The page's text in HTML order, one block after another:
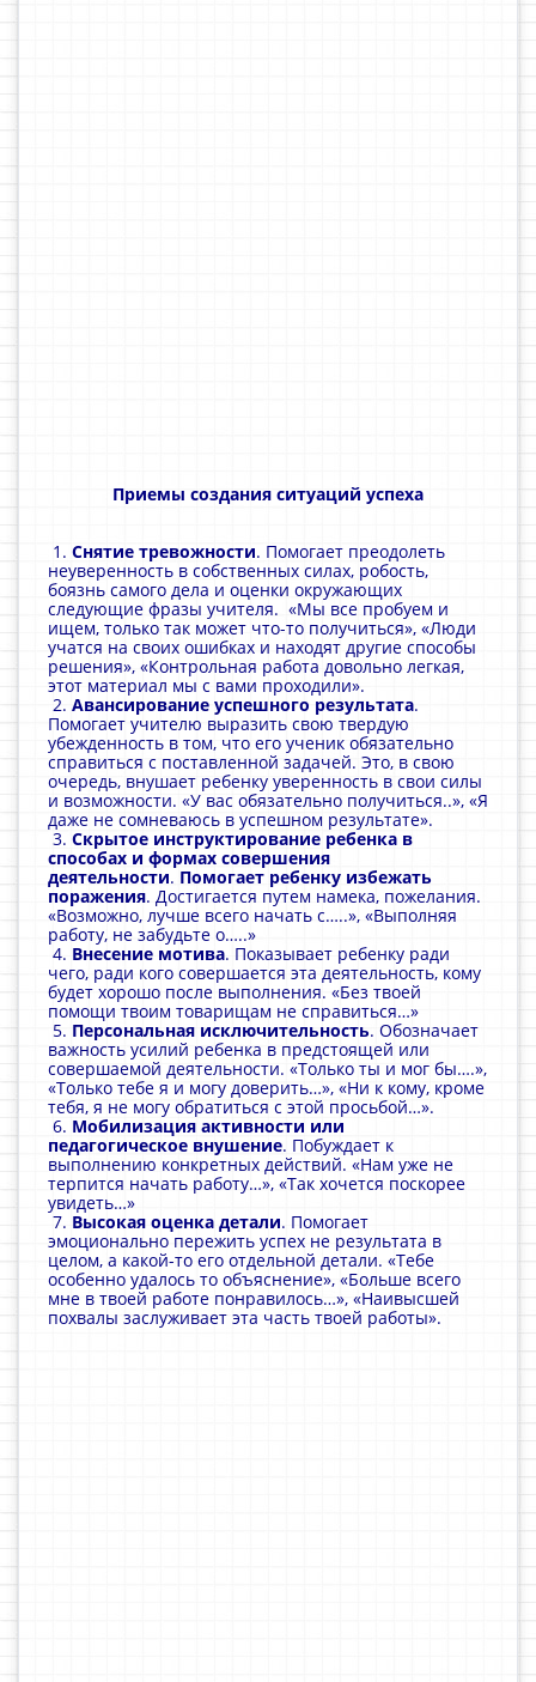
Приемы создания ситуаций успеха
1. Снятие тревожности. Помогает преодолеть
неуверенность в собственных силах, робость,
боязнь самого дела и оценки окружающих
следующие фразы учителя. «Мы все пробуем и
ищем, только так может что-то получиться», «Люди
учатся на своих ошибках и находят другие способы
решения», «Контрольная работа довольно легкая,
этот материал мы с вами проходили».
2. Авансирование успешного результата.
Помогает учителю выразить свою твердую
убежденность в том, что его ученик обязательно
справиться с поставленной задачей. Это, в свою
очередь, внушает ребенку уверенность в свои силы
и возможности. «У вас обязательно получиться..», «Я
даже не сомневаюсь в успешном результате».
3. Скрытое инструктирование ребенка в
способах и формах совершения
деятельности. Помогает ребенку избежать
поражения. Достигается путем намека, пожелания.
«Возможно, лучше всего начать с…..», «Выполняя
работу, не забудьте о…..»
4. Внесение мотива. Показывает ребенку ради
чего, ради кого совершается эта деятельность, кому
будет хорошо после выполнения. «Без твоей
помощи твоим товарищам не справиться…»
5. Персональная исключительность. Обозначает
важность усилий ребенка в предстоящей или
совершаемой деятельности. «Только ты и мог бы….»,
«Только тебе я и могу доверить…», «Ни к кому, кроме
тебя, я не могу обратиться с этой просьбой…».
6. Мобилизация активности или
педагогическое внушение. Побуждает к
выполнению конкретных действий. «Нам уже не
терпится начать работу…», «Так хочется поскорее
увидеть…»
7. Высокая оценка детали. Помогает
эмоционально пережить успех не результата в
целом, а какой-то его отдельной детали. «Тебе
особенно удалось то объяснение», «Больше всего
мне в твоей работе понравилось…», «Наивысшей
похвалы заслуживает эта часть твоей работы».